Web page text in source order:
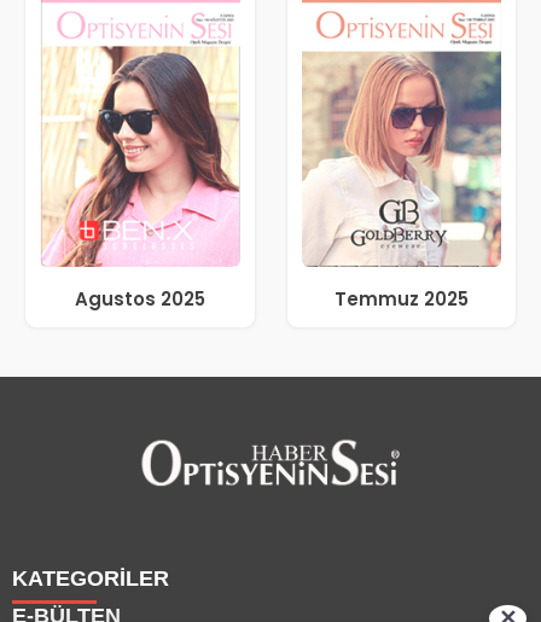
Agustos 2025 Temmuz 2025
KATEGORİLER
E-BÜLTEN